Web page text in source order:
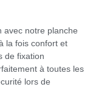
avec notre planche
la fois confort et
de fixation
à toutes les
lors de